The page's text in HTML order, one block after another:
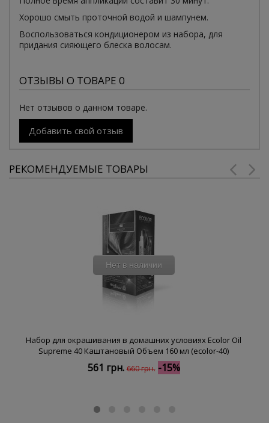
Хорошо смыть проточной водой и шампунем.
Воспользоваться кондиционером из набора, для
придания сияющего блеска волосам.
ОТЗЫВЫ О ТОВАРЕ 0
Нет отзывов о данном товаре.
Добавить свой отзыв
РЕКОМЕНДУЕМЫЕ ТОВАРЫ
Нет в наличии
Набор для окрашивания в домашних условиях Ecolor Oil
Supreme 40 Каштановый Объем 160 мл (ecolor-40)
561 грн. 660 грн. -15%